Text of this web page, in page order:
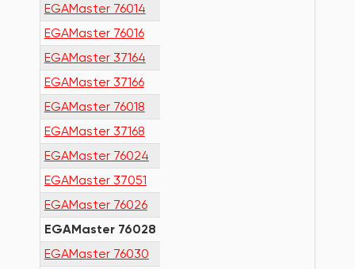
EGAMaster 76014
EGAMaster 76016
EGAMaster 37164
EGAMaster 37166
EGAMaster 76018
EGAMaster 37168
EGAMaster 76024
EGAMaster 37051
EGAMaster 76026
EGAMaster 76028
EGAMaster 76030